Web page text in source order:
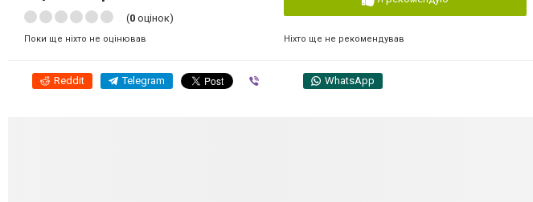
(0 оцінок)
Поки ще ніхто не оцінював Ніхто ще не рекомендував
Reddit Telegram WhatsApp